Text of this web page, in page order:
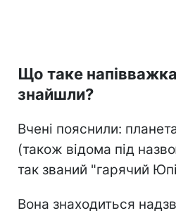
Що таке напівважка
знайшли?
Вчені пояснили:
(також відома під
так званий "гарячий
Вона знаходиться